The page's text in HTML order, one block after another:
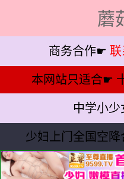
蘑
商务合作☛
本网站只适合☛
中学小
少妇上门全国空